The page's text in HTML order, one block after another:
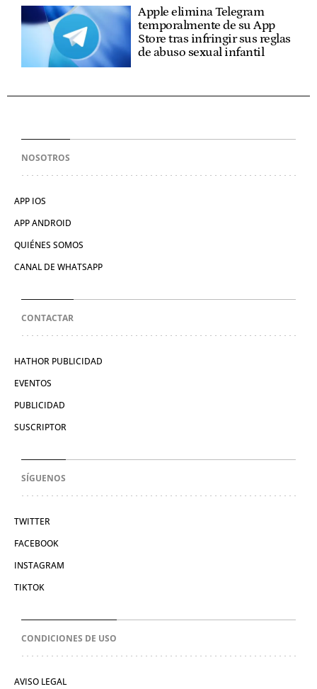
Apple elimina Telegram
temporalmente de su App
Store tras infringir sus reglas
de abuso sexual infantil
NOSOTROS
APP IOS
APP ANDROID
QUIÉNES SOMOS
CANAL DE WHATSAPP
CONTACTAR
HATHOR PUBLICIDAD
EVENTOS
PUBLICIDAD
SUSCRIPTOR
SÍGUENOS
TWITTER
FACEBOOK
INSTAGRAM
TIKTOK
CONDICIONES DE USO
AVISO LEGAL